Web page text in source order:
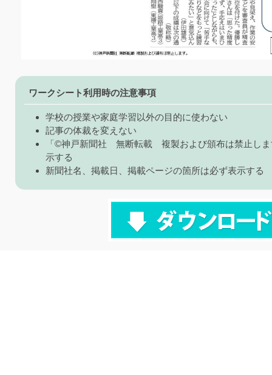
ワークシート利用時の注意事項
学校の授業や家庭学習以外の目的に使わない
記事の体裁を変えない
「©神戸新聞社 無断転載 複製および頒布は禁止しま
示する
新聞社名、掲載日、掲載ページの箇所は必ず表示する